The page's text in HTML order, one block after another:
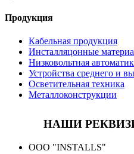
Продукция
Кабельная продукция
Инсталляцонные
Низковольтная
Устройства среднего и
Осветительная техника
Металлоконструкции
НАШИ
ООО "INSTALLS"